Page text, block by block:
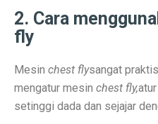
Honda
5 Fakta
Xiaomi 15T vs
2. Cara
fly
Mesin chest flysangat
mengatur mesin chest fly,
setinggi dada dan sejajar